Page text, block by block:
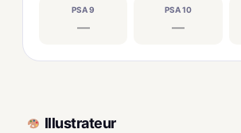
PSA 9
—
PSA 10
—
Illustrateur